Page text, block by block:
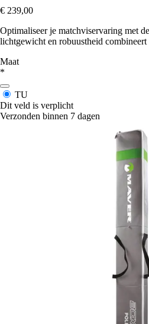
€ 239,00
Optimaliseer je matchviservaring met
lichtgewicht en robuustheid combineert
Maat
*
TU
Dit veld is verplicht
Verzonden binnen 7 dagen